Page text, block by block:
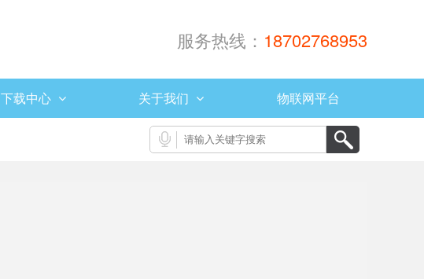
服务热线： 18702768953
下载中心 关于我们 物联网平台